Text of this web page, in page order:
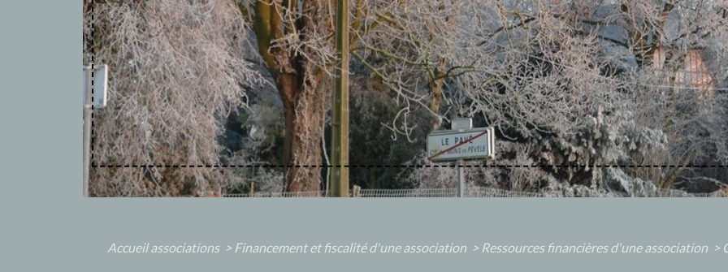
Accueil associations > Financement et fiscalité d'une association > Ressources financières d'une association >